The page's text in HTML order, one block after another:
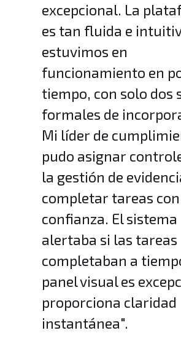
excepcional. La
es tan fluida e
estuvimos en
funcionamiento en
tiempo, con solo dos
formales de
Mi líder de
pudo asignar
la gestión de
completar tareas con
confianza. El sistema
alertaba si las tareas
completaban a
panel visual es
proporciona claridad
instantánea".